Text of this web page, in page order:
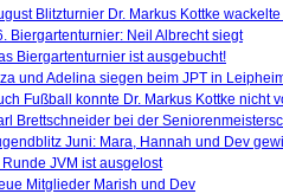
Blitzturnier Dr. Markus Kottke
Biergartenturnier: Neil Albrecht siegt
Biergartenturnier ist ausgebucht!
und Adelina siegen beim JPT in
Fußball konnte Dr. Markus Kottke nicht
Brettschneider bei der
Juni: Mara, Hannah und Dev
Runde JVM ist ausgelost
Mitglieder Marish und Dev